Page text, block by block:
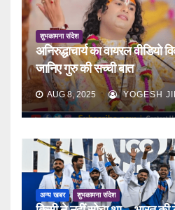
शुभकामना संदेश
अनिरुद्धाचार्य का वायरल
जानिए गुरु की सच्ची बात
AUG 8, 2025 YOGESH
अन्य खबर शुभकामना संदेश